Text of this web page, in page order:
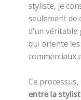
styliste, je
seulement de
d’un
qui oriente
commerciaux
Ce
entre la